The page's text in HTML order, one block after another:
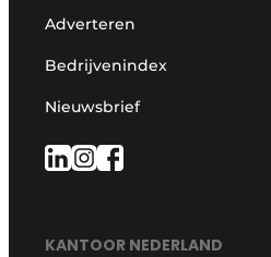
Adverteren
Bedrijvenindex
Nieuwsbrief
KANTOOR NEDERLAND